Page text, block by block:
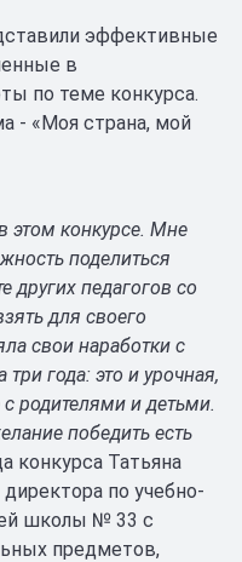
эффективные
в
по теме конкурса.
- «Моя страна, мой
этом конкурсе. Мне
поделиться
других педагогов со
для своего
свои наработки с
года: это и урочная,
родителями и детьми.
победить есть
конкурса Татьяна
по учебно-
школы № 33 с
предметов,